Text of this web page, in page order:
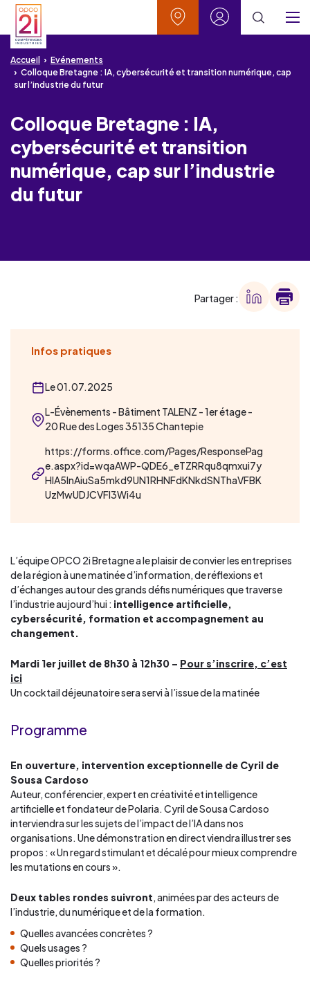
Aller au contenu
Aller à la recherche
Aller au menu
Aller au pied de page
Accueil
Evénements
Colloque Bretagne : IA, cybersécurité et transition numérique, cap
sur l’industrie du futur
Colloque Bretagne : IA,
cybersécurité et transition
numérique, cap sur l’industrie
du futur
Partager :
Infos pratiques
Le 01.07.2025
L-Évènements - Bâtiment TALENZ - 1er étage -
20 Rue des Loges 35135 Chantepie
https://forms.office.com/Pages/ResponsePag
e.aspx?id=wqaAWP-QDE6_eTZRRqu8qmxui7y
HIA5InAiuSa5mkd9UN1RHNFdKNkdSNThaVFBK
UzMwUDJCVFI3Wi4u
L’équipe OPCO 2i Bretagne a le plaisir de convier les entreprises
de la région à une matinée d’information, de réflexions et
d’échanges autour des grands défis numériques que traverse
l’industrie aujourd’hui : intelligence artificielle,
cybersécurité, formation et accompagnement au
changement.
Mardi 1er juillet de 8h30 à 12h30 – Pour s’inscrire, c’est
ici
Un cocktail déjeunatoire sera servi à l’issue de la matinée
Programme
En ouverture, intervention exceptionnelle de Cyril de
Sousa Cardoso
Auteur, conférencier, expert en créativité et intelligence
artificielle et fondateur de Polaria. Cyril de Sousa Cardoso
interviendra sur les sujets de l’impact de l’IA dans nos
organisations. Une démonstration en direct viendra illustrer ses
propos : ​​​​​« Un regard stimulant et décalé pour mieux comprendre
les mutations en cours ».
Deux tables rondes suivront, animées par des acteurs de
l’industrie, du numérique et de la formation.
​​​Quelles avancées concrètes ?
Quels usages ?
Quelles priorités ?